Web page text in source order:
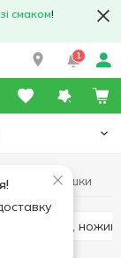
смаком!
1
Обробні дошки
Ножі,